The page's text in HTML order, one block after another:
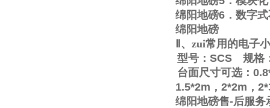
绵阳地磅6 ．数字
绵阳地磅
、zui常用的电子
型号： SCS
规格
台面尺寸可选：
1.5*2m ， 2*2m ，
绵阳地磅售-后服务